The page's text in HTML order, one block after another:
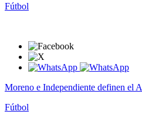
Fútbol
Moreno e Independiente definen el
Fútbol